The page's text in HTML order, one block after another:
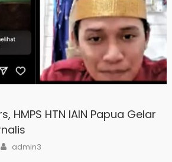
HMPS HTN IAIN Papua Gelar
Author
admin3